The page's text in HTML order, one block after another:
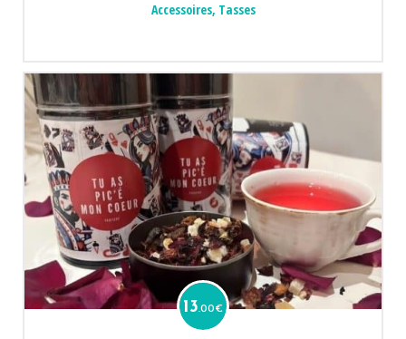
Accessoires, Tasses
13.00€